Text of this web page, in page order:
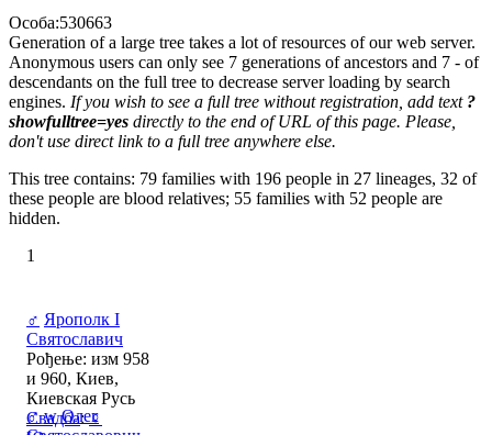
Особа:530663
Generation of a large tree takes a lot of resources of our web server.
Anonymous users can only see 7 generations of ancestors and 7 - of
descendants on the full tree to decrease server loading by search
engines. If you wish to see a full tree without registration, add text ?
showfulltree=yes directly to the end of URL of this page. Please,
don't use direct link to a full tree anywhere else.
This tree contains: 79 families with 196 people in 27 lineages, 32 of
these people are blood relatives; 55 families with 52 people are
hidden.
1
♂ Ярополк I
Святославич
Рођење: изм 958
и 960, Киев,
Киевская Русь
Свадба:♀
♂ w Олег